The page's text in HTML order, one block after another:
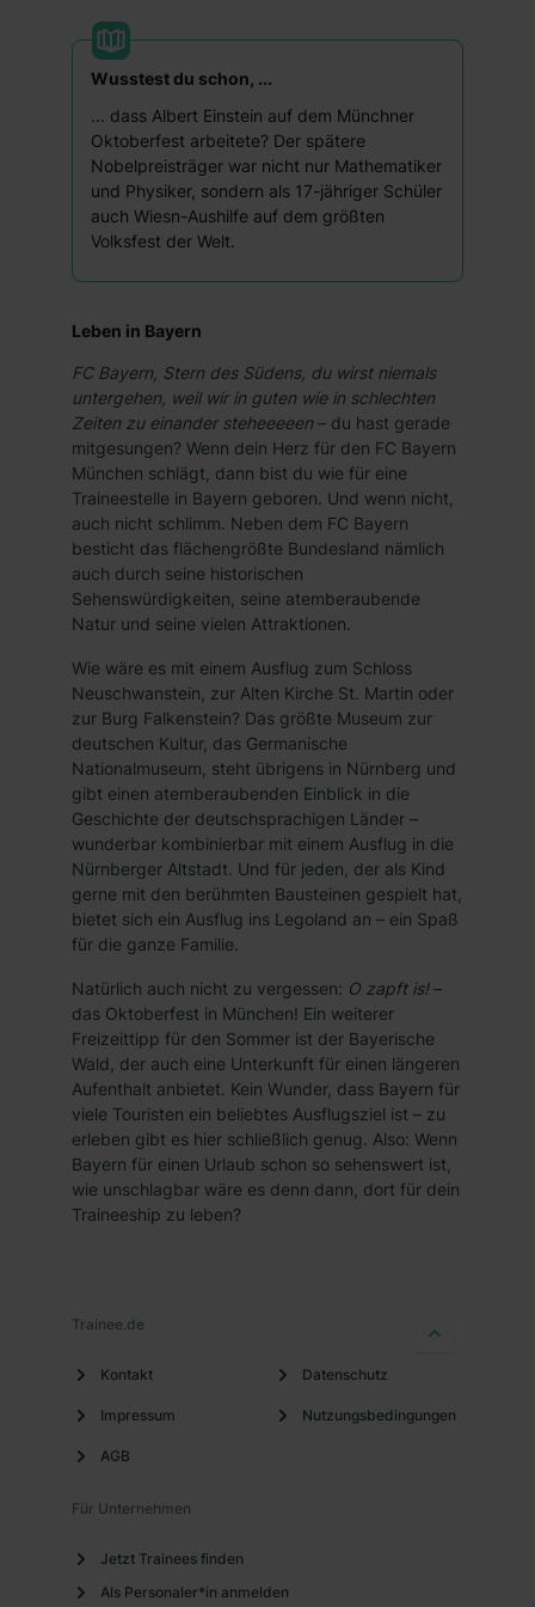
die USA (Art. 49 Abs. 1 S. 1 lit. a) DS-GVO). Die USA
verfügen über kein angemessenes Datenschutzniveau
(EuGH – Schrems II). Du kannst die von dir erteilte
Einwilligung jederzeit mit Wirkung für die Zukunft ganz
oder teilweise über unsere Datenschutzerklärung unter
dem Punkt „Datenschutz-Einstellungen“ widerrufen.
Weitere Informationen zu den einzelnen Cookies findest
du durch Klick auf „Details zeigen“. Weitere
Wusstest du schon, ...
... dass Albert Einstein auf dem Münchner
Oktoberfest arbeitete? Der spätere
Nobelpreisträger war nicht nur Mathematiker
und Physiker, sondern als 17-jähriger Schüler
auch Wiesn-Aushilfe auf dem größten
Volksfest der Welt.
Leben in Bayern
FC Bayern, Stern des Südens, du wirst niemals
untergehen, weil wir in guten wie in schlechten
Zeiten zu einander steheeeeen – du hast gerade
mitgesungen? Wenn dein Herz für den FC Bayern
München schlägt, dann bist du wie für eine
Traineestelle in Bayern geboren. Und wenn nicht,
auch nicht schlimm. Neben dem FC Bayern
besticht das flächengrößte Bundesland nämlich
auch durch seine historischen
Sehenswürdigkeiten, seine atemberaubende
Natur und seine vielen Attraktionen.
Wie wäre es mit einem Ausflug zum Schloss
Neuschwanstein, zur Alten Kirche St. Martin oder
zur Burg Falkenstein? Das größte Museum zur
deutschen Kultur, das Germanische
Nationalmuseum, steht übrigens in Nürnberg und
gibt einen atemberaubenden Einblick in die
Geschichte der deutschsprachigen Länder –
wunderbar kombinierbar mit einem Ausflug in die
Nürnberger Altstadt. Und für jeden, der als Kind
gerne mit den berühmten Bausteinen gespielt hat,
bietet sich ein Ausflug ins Legoland an – ein Spaß
für die ganze Familie.
Natürlich auch nicht zu vergessen: O zapft is!–
das Oktoberfest in München! Ein weiterer
Freizeittipp für den Sommer ist der Bayerische
Wald, der auch eine Unterkunft für einen längeren
Aufenthalt anbietet. Kein Wunder, dass Bayern für
viele Touristen ein beliebtes Ausflugsziel ist – zu
erleben gibt es hier schließlich genug. Also: Wenn
Bayern für einen Urlaub schon so sehenswert ist,
wie unschlagbar wäre es denn dann, dort für dein
Traineeship zu leben?
Trainee.de
Kontakt
Impressum
AGB
Datenschutz
Nutzungsbedingungen
Für Unternehmen
Jetzt Trainees finden
Als Personaler*in anmelden